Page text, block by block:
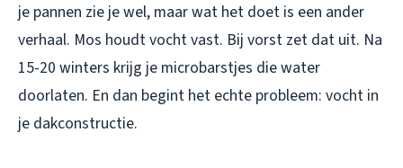
je pannen zie je wel, maar wat het doet is een ander
verhaal. Mos houdt vocht vast. Bij vorst zet dat uit. Na
15-20 winters krijg je microbarstjes die water
doorlaten. En dan begint het echte probleem: vocht in
je dakconstructie.